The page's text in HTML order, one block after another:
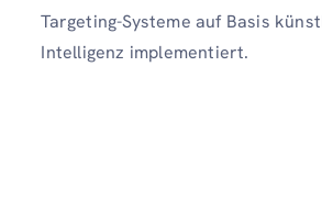
Targeting-Systeme auf Basis
Intelligenz implementiert.